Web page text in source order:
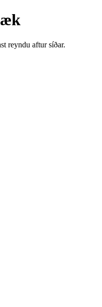
reyndu aftur síðar.